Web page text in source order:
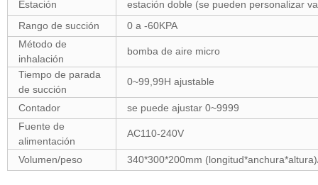
Estación
estación doble (se pueden personalizar
Rango de succión
0 a -60KPA
Método de
inhalación
bomba de aire micro
Tiempo de parada
de succión
0~99,99H ajustable
Contador
se puede ajustar 0~9999
Fuente de
alimentación
AC110-240V
Volumen/peso 340*300*200mm